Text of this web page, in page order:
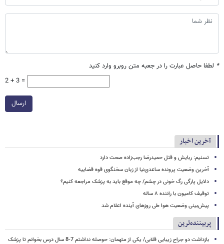
* لطفا حاصل عبارت را در جعبه متن روبرو وارد کنید
2 + 3 =
ارسال
آخرین اخبار
تسنیم: ربایش و قتل حمیدرضا رجب‌زاده صحت دارد
آخرین وضعیت پرونده ساعدی‌نیا از زبان سخنگوی قوه قضاییه
دلایل پارگی رگ خونی در چشم/ چه موقع باید به پزشک مراجعه کنیم؟
توقیف کامیون با راننده ۸ ساله
پیش‌بینی وضعیت هوا طی روزهای آینده اعلام شد
پربیننده‌ترین
بازداشت دو جراح زیبایی قلابی/ یکی از متهمان: حوصله نداشتم 7-8 سال درس بخوانم تا پزشک